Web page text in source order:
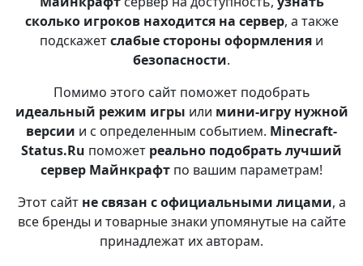
сколько игроков находится на сервер, а также
подскажетслабые стороны оформления и
безопасности.
Помимо этого сайт поможет подобрать
идеальный режим игры или мини-игру нужной
версии и с определенным событием. Minecraft-
Status.Ru поможет реально подобрать лучший
сервер Майнкрафт по вашим параметрам!
Этот сайт не связан с официальными лицами, а
все бренды и товарные знаки упомянутые на сайте
принадлежат их авторам.